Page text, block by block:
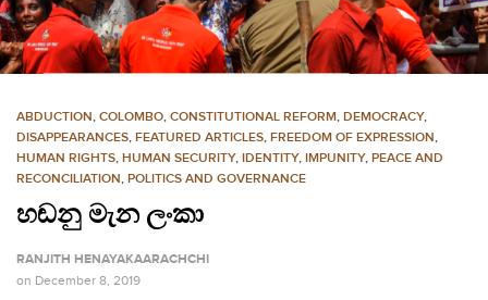
n
t
e
ABDUCTION, COLOMBO, CONSTITUTIONAL REFORM, DEMOCRACY,
DISAPPEARANCES, FEATURED ARTICLES, FREEDOM OF EXPRESSION,
HUMAN RIGHTS, HUMAN SECURITY, IDENTITY, IMPUNITY, PEACE AND
RECONCILIATION, POLITICS AND GOVERNANCE
හඬනු මැන ලංකා
RANJITH HENAYAKAARACHCHI
on December 8, 2019